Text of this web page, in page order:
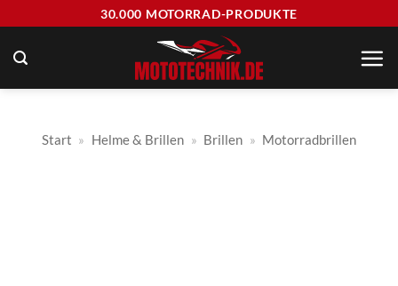
springen
30.000 MOTORRAD-PRODUKTE
Start » Helme & Brillen » Brillen » Motorradbrillen